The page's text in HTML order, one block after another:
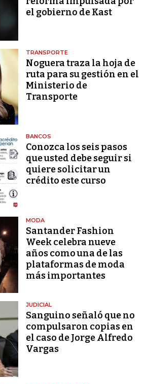
el gobierno de Kast
TRANSPORTE
Noguera traza la hoja de
ruta para su gestión en el
Ministerio de
Transporte
BANCOS
Conozca los seis pasos
que usted debe seguir si
quiere solicitar un
crédito este curso
MODA
Santander Fashion
Week celebra nueve
años como una de las
plataformas de moda
más importantes
JUDICIAL
Sanguino señaló que no
compulsaron copias en
el caso de Jorge Alfredo
Vargas